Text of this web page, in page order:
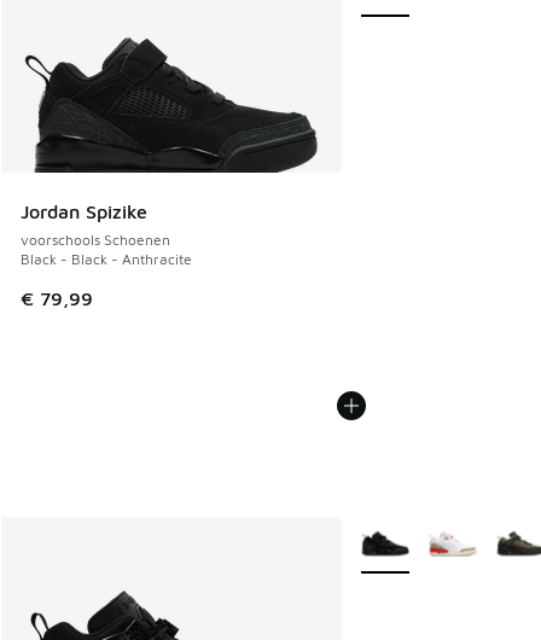
Jordan Spizike
voorschools Schoenen
Black - Black - Anthracite
€ 79,99
Meer kleuren